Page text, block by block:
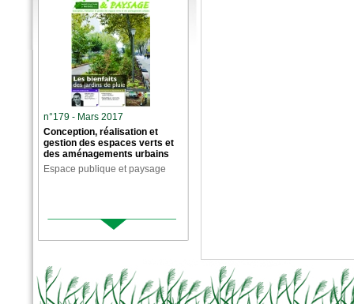
n°179 - Mars 2017
Conception, réalisation et
gestion des espaces verts et
des aménagements urbains
Espace publique et paysage